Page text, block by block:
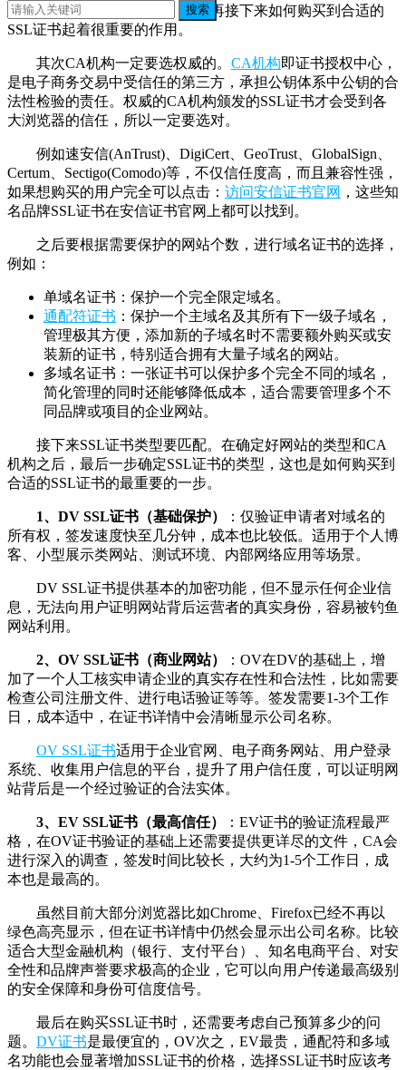
搜索
务类或银行金融等机构等，这些再接下来如何购买到合适的
SSL证书起着很重要的作用。
其次CA机构一定要选权威的。 CA机构即证书授权中心，
是电子商务交易中受信任的第三方，承担公钥体系中公钥的合
法性检验的责任。权威的CA机构颁发的SSL证书才会受到各
大浏览器的信任，所以一定要选对。
例如速安信(AnTrust)、DigiCert、GeoTrust、GlobalSign、
Certum、Sectigo(Comodo)等，不仅信任度高，而且兼容性强，
如果想购买的用户完全可以点击： 访问安信证书官网 ，这些知
名品牌SSL证书在安信证书官网上都可以找到。
之后要根据需要保护的网站个数，进行域名证书的选择，
例如：
单域名证书：保护一个完全限定域名。
通配符证书 ：保护一个主域名及其所有下一级子域名，
管理极其方便，添加新的子域名时不需要额外购买或安
装新的证书，特别适合拥有大量子域名的网站。
多域名证书：一张证书可以保护多个完全不同的域名，
简化管理的同时还能够降低成本，适合需要管理多个不
同品牌或项目的企业网站。
接下来SSL证书类型要匹配。在确定好网站的类型和CA
机构之后，最后一步确定SSL证书的类型，这也是如何购买到
合适的SSL证书的最重要的一步。
1、DV SSL证书（基础保护）
：仅验证申请者对域名的
所有权，签发速度快至几分钟，成本也比较低。适用于个人博
客、小型展示类网站、测试环境、内部网络应用等场景。
DV SSL证书提供基本的加密功能，但不显示任何企业信
息，无法向用户证明网站背后运营者的真实身份，容易被钓鱼
网站利用。
2、OV SSL证书（商业网站）
：OV在DV的基础上，增
加了一个人工核实申请企业的真实存在性和合法性，比如需要
检查公司注册文件、进行电话验证等等。签发需要1-3个工作
日，成本适中，在证书详情中会清晰显示公司名称。
OV SSL证书适用于企业官网、电子商务网站、用户登录
系统、收集用户信息的平台，提升了用户信任度，可以证明网
站背后是一个经过验证的合法实体。
3、EV SSL证书（最高信任）
：EV证书的验证流程最严
格，在OV证书验证的基础上还需要提供更详尽的文件，CA会
进行深入的调查，签发时间比较长，大约为1-5个工作日，成
本也是最高的。
虽然目前大部分浏览器比如Chrome、Firefox已经不再以
绿色高亮显示，但在证书详情中仍然会显示出公司名称。比较
适合大型金融机构（银行、支付平台）、知名电商平台、对安
全性和品牌声誉要求极高的企业，它可以向用户传递最高级别
的安全保障和身份可信度信号。
最后在购买SSL证书时，还需要考虑自己预算多少的问
题。 DV证书是最便宜的，OV次之，EV最贵，通配符和多域
名功能也会显著增加SSL证书的价格，选择SSL证书时应该考